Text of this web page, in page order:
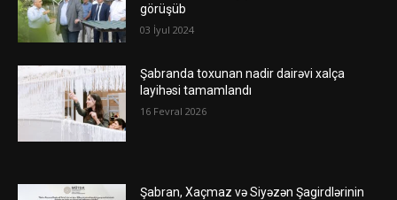
görüşüb
03 İyul 2024
Şabranda toxunan nadir dairəvi xalça
layihəsi tamamlandı
16 Fevral 2026
Şabran, Xaçmaz və Siyəzən Şagirdlərinin